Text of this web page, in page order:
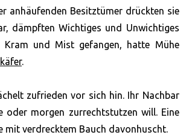
anhäufenden Besitztümer drückten sie
dämpften Wichtiges und Unwichtiges
Kram und Mist gefangen, hatte Mühe
.
zufrieden vor sich hin. Ihr Nachbar
morgen zurrechtstutzen will. Eine
mit verdrecktem Bauch davonhuscht.